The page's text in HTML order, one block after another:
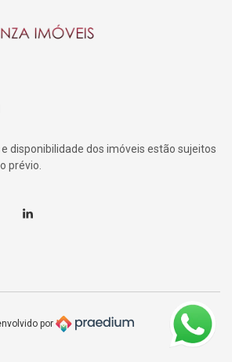
disponibilidade dos imóveis estão sujeitos
prévio.
Linkedin
por